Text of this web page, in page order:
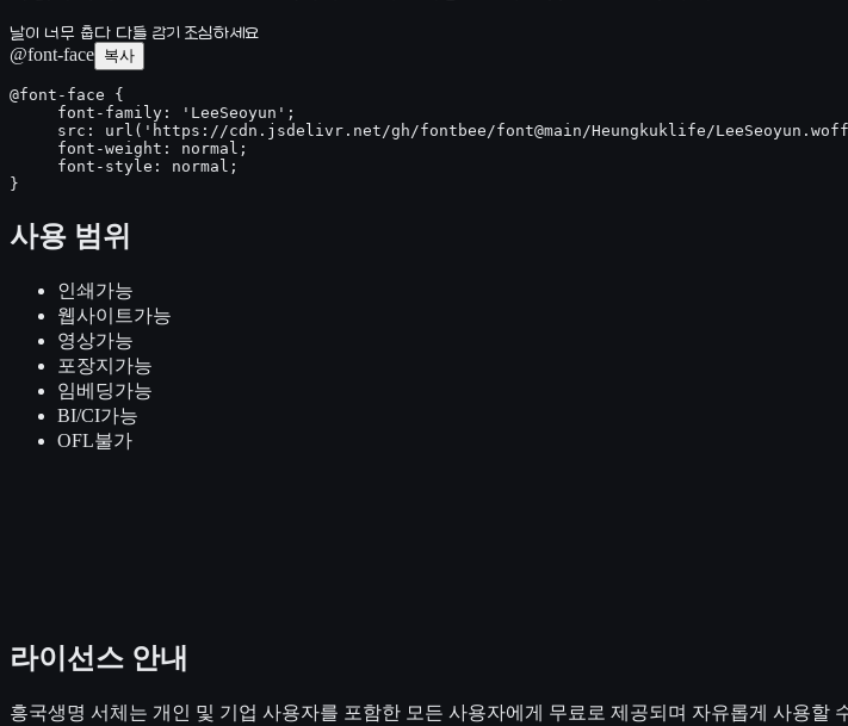
날이 너무 춥다 다들 감기 조심하세요
@font-face 복사
@font-face {
     font-family: 'LeeSeoyun';
src: url('https://cdn.jsdelivr.net/gh/fontbee/font@main/Heungkuklife/
     font-weight: normal;
     font-style: normal;
}
사용 범위
인쇄 가능
웹사이트가능
영상가능
포장지 가능
임베딩가능
BI/CI가능
OFL불가
라이선스 안내
흥국생명 서체는 개인 및 기업 사용자를 포함한 모든 사용자에게 무료로 제공되며 자유롭게 사용